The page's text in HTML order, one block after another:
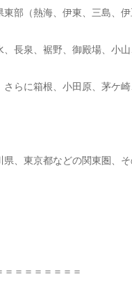
東部（熱海、伊東、三島、
、長泉、裾野、御殿場、小
さらに箱根、小田原、茅ケ
県、東京都などの関東圏、
＝＝＝＝＝＝＝＝